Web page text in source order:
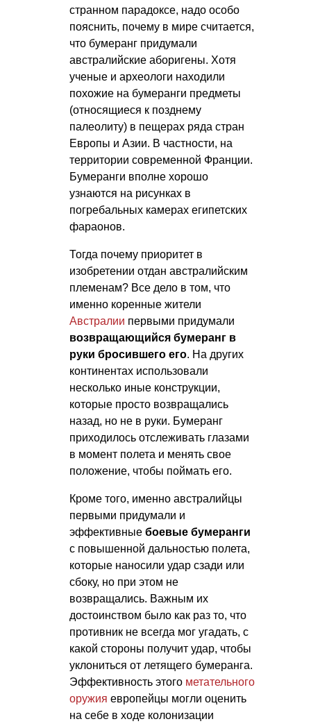
странном парадоксе, надо особо
пояснить, почему в мире считается,
что бумеранг придумали
австралийские аборигены. Хотя
ученые и археологи находили
похожие на бумеранги предметы
(относящиеся к позднему
палеолиту) в пещерах ряда стран
Европы и Азии. В частности, на
территории современной Франции.
Бумеранги вполне хорошо
узнаются на рисунках в
погребальных камерах египетских
фараонов.
Тогда почему приоритет в
изобретении отдан австралийским
племенам? Все дело в том, что
именно коренные жители
Австралии первыми придумали
возвращающийся бумеранг в
руки бросившего его. На других
континентах использовали
несколько иные конструкции,
которые просто возвращались
назад, но не в руки. Бумеранг
приходилось отслеживать глазами
в момент полета и менять свое
положение, чтобы поймать его.
Кроме того, именно австралийцы
первыми придумали и
эффективные боевые бумеранги
с повышенной дальностью полета,
которые наносили удар сзади или
сбоку, но при этом не
возвращались. Важным их
достоинством было как раз то, что
противник не всегда мог угадать, с
какой стороны получит удар, чтобы
уклониться от летящего бумеранга.
Эффективность этого метательного
оружия европейцы могли оценить
на себе в ходе колонизации